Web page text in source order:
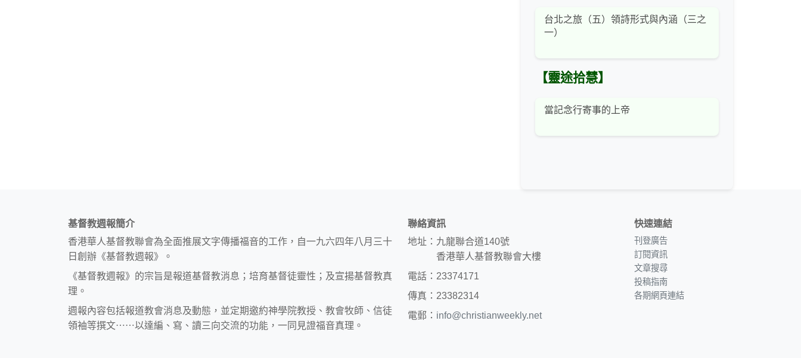
台北之旅（五）領詩形式與內涵（三之
一）
【靈途拾慧】
當記念行寄事的上帝
基督教週報簡介
香港華人基督教聯會為全面推展文字傳播福音的工作，自一九六四年八月三十
日創辦《基督教週報》。
《基督教週報》的宗旨是報道基督教消息；培育基督徒靈性；及宣揚基督教真
理。
週報內容包括報道教會消息及動態，並定期邀約神學院教授、教會牧師、信徒
領袖等撰文⋯⋯以達編、寫、讀三向交流的功能，一同見證福音真理。
聯絡資訊
地址：九龍聯合道140號
香港華人基督教聯會大樓
電話：23374171
傳真：23382314
電郵： info@christianweekly.net
快速連結
刊登廣告
訂閱資訊
文章搜尋
投稿指南
各期網頁連結